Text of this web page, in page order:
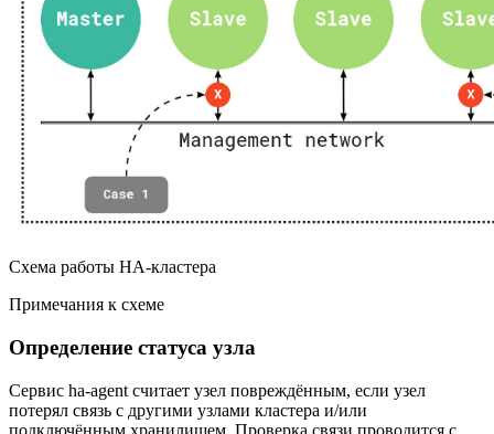
Схема работы HA-кластера
Примечания к схеме
Определение статуса узла
Сервис ha-agent считает узел повреждённым, если узел
потерял связь с другими узлами кластера и/или
подключённым хранилищем. Проверка связи проводится с